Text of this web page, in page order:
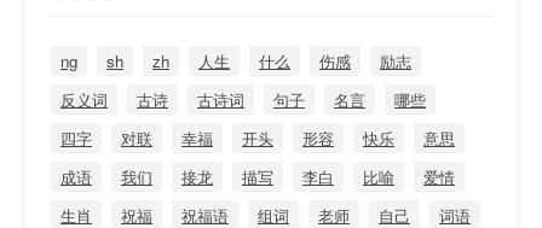
ng sh zh 人生 什么 伤感
励志
反义词
古诗 古诗词 句子 名言
哪些
四字
对联 幸福 开头 形容 快乐
意思
成语
我们 接龙 描写 李白 比喻
爱情
生肖
祝福 祝福语 组词 老师 自己
词语